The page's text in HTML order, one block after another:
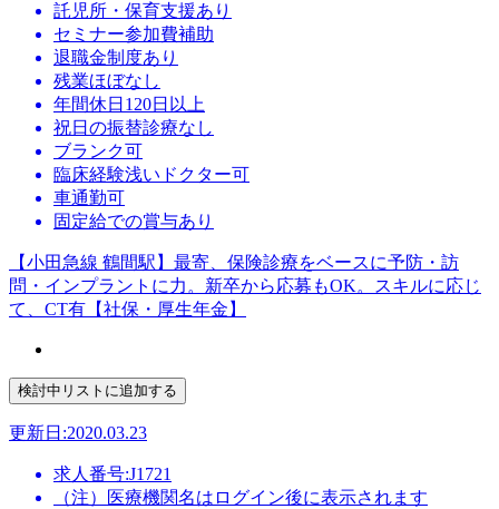
託児所・保育支援あり
セミナー参加費補助
退職金制度あり
残業ほぼなし
年間休日120日以上
祝日の振替診療なし
ブランク可
臨床経験浅いドクター可
車通勤可
固定給での賞与あり
【小田急線 鶴間駅】最寄、保険診療をベースに予防・訪
問・インプラントに力。新卒から応募もOK。スキルに応じ
て、CT有【社保・厚生年金】
更新日:2020.03.23
求人番号:J1721
（注）医療機関名はログイン後に表示されます